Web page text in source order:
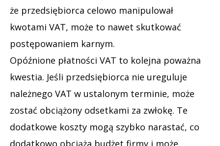
że przedsiębiorca celowo manipulował
kwotami VAT, może to nawet skutkować
postępowaniem karnym.
Opóźnione płatności VAT to kolejna poważna
kwestia. Jeśli przedsiębiorca nie ureguluje
należnego VAT w ustalonym terminie, może
zostać obciążony odsetkami za zwłokę. Te
dodatkowe koszty mogą szybko narastać, co
dodatkowo obciąża budżet firmy i może